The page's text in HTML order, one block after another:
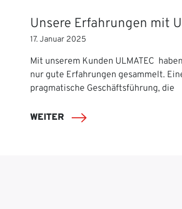
Unsere Erfahrungen mit
17. Januar 2025
Mit unserem Kunden ULMATEC
nur gute Erfahrungen gesammelt.
pragmatische Geschäftsführung, die
WEITER